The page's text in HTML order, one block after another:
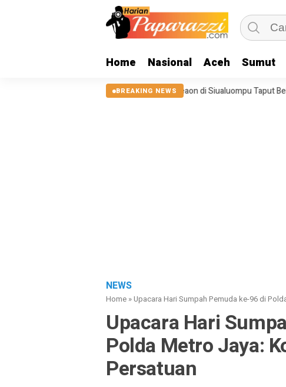
Home Nasional Aceh Sumut
BREAKING NEWS
2025, Tanggul Sungai Sigeaon di Siualuompu Taput Belum Diperbaiki
NEWS
Home »Upacara Hari Sumpah Pemuda ke-96 di
Upacara Hari
Polda Metro Jaya:
Persatuan